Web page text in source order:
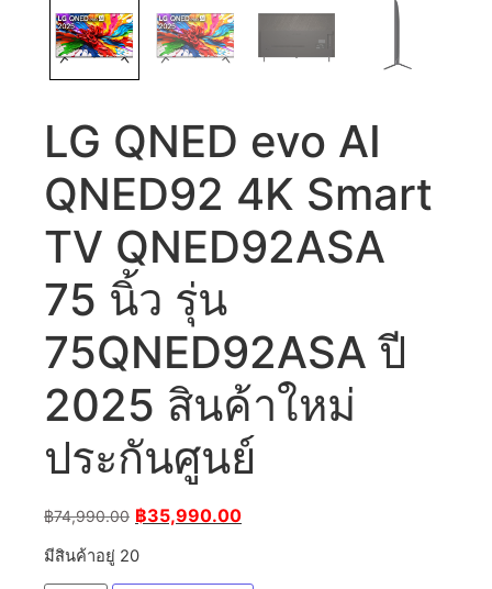
LG QNED evo AI
QNED92 4K Smart
TV QNED92ASA
75 นิ้ว รุ่น
75QNED92ASA ปี
2025 สินค้าใหม่
ประกันศูนย์
฿74,990.00 ฿35,990.00
มีสินค้าอยู่ 20